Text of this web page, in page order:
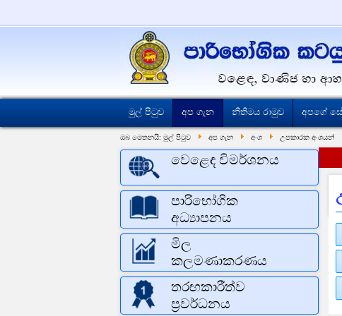
මුල් පිටුව අප ගැන නීතිමය රාමුව අපගේ
ඔබ මෙතනයි: මුල් පිටුව අප ගැන අංශ උපකාරක අංශයන්
වෙළෙඳ විමර්ශනය
පාරිභෝගික
අධ්‍යාපනය
මිල
කලමණාකරණය
තරඟකාරීත්ව
ප්‍රවර්ධනය